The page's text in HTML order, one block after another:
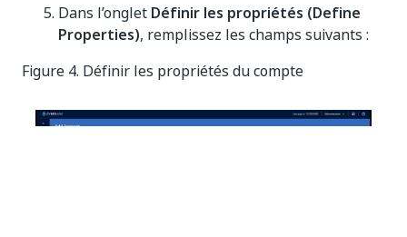
Dans l’onglet Définir les propriétés (Define
Properties), remplissez les champs suivants :
Figure 4. Définir les propriétés du compte